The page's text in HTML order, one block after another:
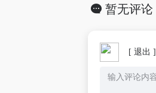
暂无评论
[ 退出 ]